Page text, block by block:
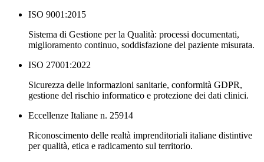
ISO 9001:2015
Sistema di Gestione per la Qualità: processi documentati,
miglioramento continuo, soddisfazione del paziente misurata.
ISO 27001:2022
Sicurezza delle informazioni sanitarie, conformità GDPR,
gestione del rischio informatico e protezione dei dati clinici.
Eccellenze Italiane n. 25914
Riconoscimento delle realtà imprenditoriali italiane distintive
per qualità, etica e radicamento sul territorio.